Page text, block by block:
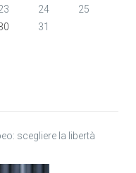
24
25
31
scegliere la libertà